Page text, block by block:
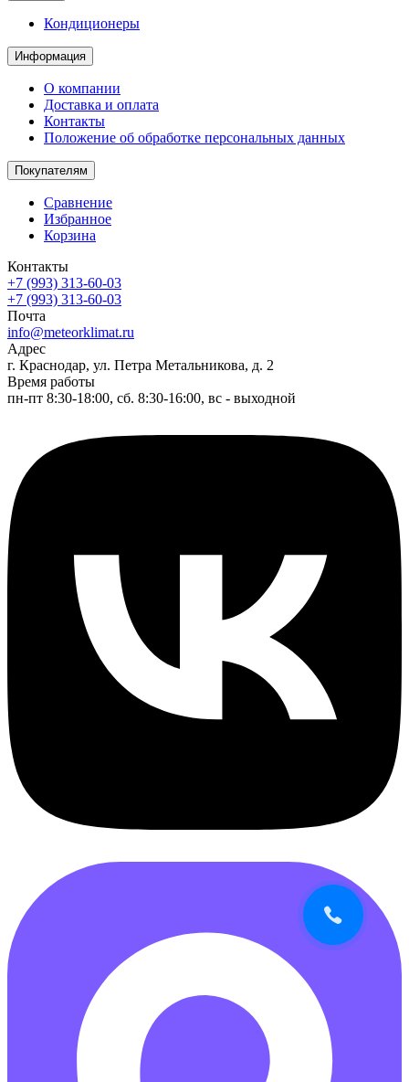
Кондиционеры
Информация
О компании
Доставка и оплата
Контакты
Положение об обработке персональных данных
Покупателям
Сравнение
Избранное
Корзина
Контакты
+7 (993) 313-60-03
+7 (993) 313-60-03
Почта
info@meteorklimat.ru
Адрес
г. Краснодар, ул. Петра Метальникова, д. 2
Время работы
пн-пт 8:30-18:00, сб. 8:30-16:00, вс - выходной